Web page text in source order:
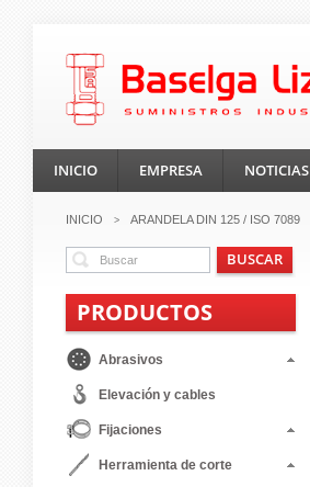
INICIO EMPRESA NOTICIAS
BUSCAR
PRODUCTOS
Abrasivos
Elevación y cables
Fijaciones
Herramienta de corte
INICIO > ARANDELA DIN 125 / ISO 7089